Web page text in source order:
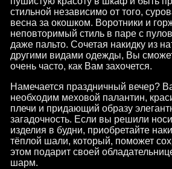
стильной независимо от того,
весна за окошком. Воротники и
неповторимый стиль в паре с
даже пальто. Сочетая накидку из
другими видами одежды, Вы
очень часто, как Вам захочется.
Намечается праздничный вечер?
необходим меховой палантин,
плечи и придающий образу
загадочность. Если вы решили
изделия в будни, приобретайте
тёплой шали, который, поможет
этом подарит своей
шарм.